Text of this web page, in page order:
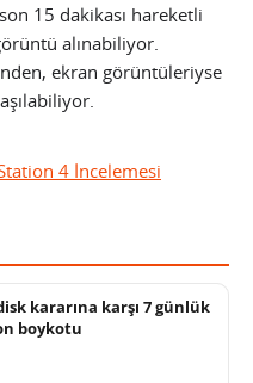
15 dakikası hareketli
alınabiliyor.
ekran görüntüleriyse
4 İncelemesi
kararına karşı 7 günlük
boykotu